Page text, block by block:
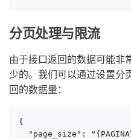
分页处理与限流
由于接口返回的数据可能非
少的。我们可以通过设置分
回的数据量：
{
"page_size":